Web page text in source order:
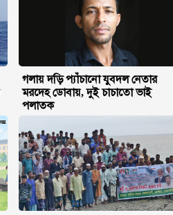
গলায় দড়ি প্যাঁচানো যুবদল নেতার
মরদেহ ডোবায়, দুই চাচাতো ভাই
পলাতক